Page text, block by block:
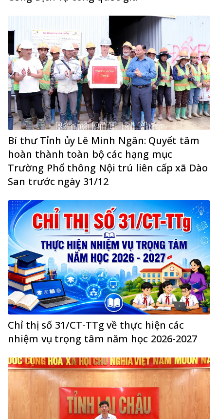
Bí thư Tỉnh ủy Lê Minh Ngân: Quyết tâm
hoàn thành toàn bộ các hạng mục
Trường Phổ thông Nội trú liên cấp xã Dào
San trước ngày 31/12
Chỉ thị số 31/CT-TTg về thực hiện các
nhiệm vụ trọng tâm năm học 2026-2027